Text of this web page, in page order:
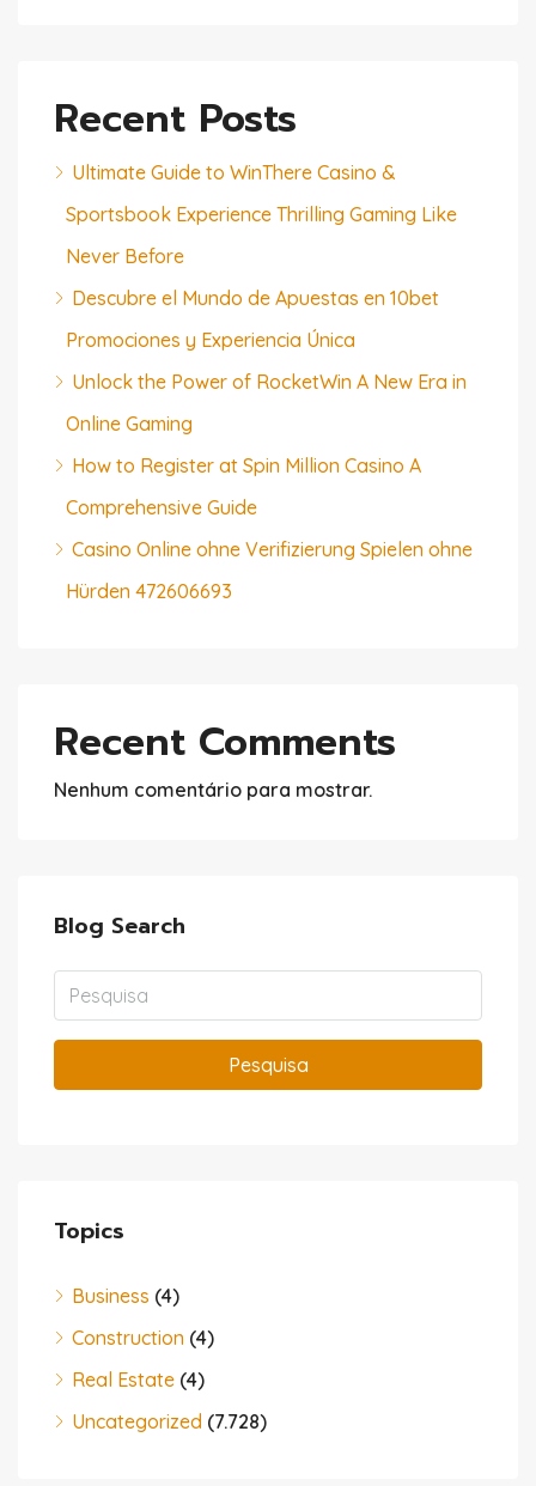
Recent Posts
Ultimate Guide to WinThere Casino &
Sportsbook Experience Thrilling Gaming Like
Never Before
Descubre el Mundo de Apuestas en 10bet
Promociones y Experiencia Única
Unlock the Power of RocketWin A New Era in
Online Gaming
How to Register at Spin Million Casino A
Comprehensive Guide
Casino Online ohne Verifizierung Spielen ohne
Hürden 472606693
Recent Comments
Nenhum comentário para mostrar.
Blog Search
Pesquisa
Topics
Business (4)
Construction (4)
Real Estate (4)
Uncategorized (7.728)